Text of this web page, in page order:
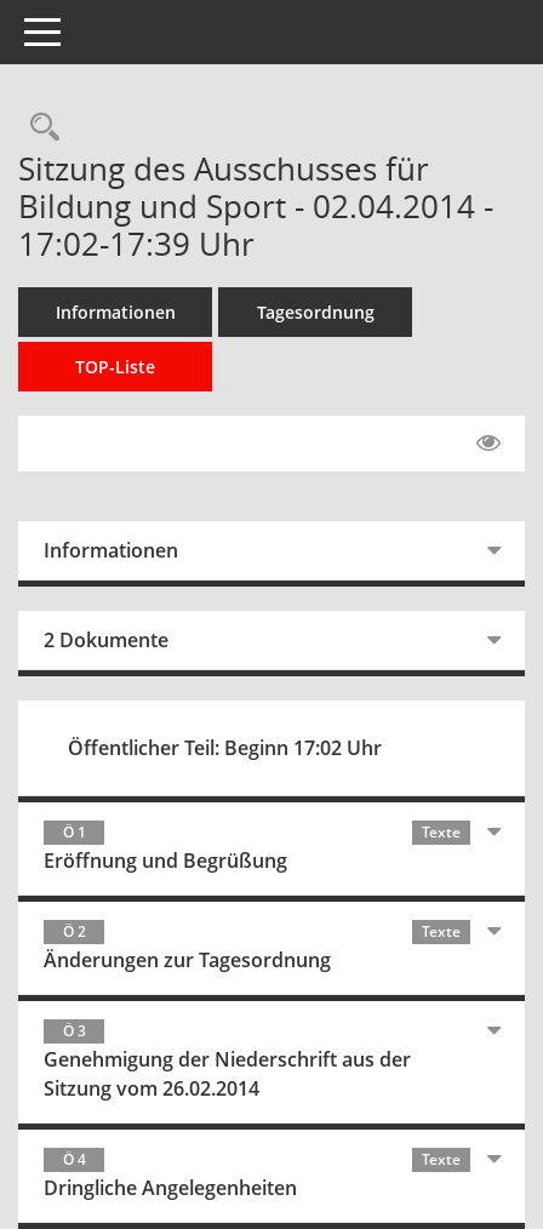
Toggle navigation
Rechercheauswahl
Sitzung des Ausschusses für
Bildung und Sport - 02.04.2014 -
17:02-17:39 Uhr
Informationen Tagesordnung
TOP-Liste
Informationen
2 Dokumente
Öffentlicher Teil: Beginn 17:02 Uhr
Ö 1 Texte
Eröffnung und Begrüßung
Ö 2 Texte
Änderungen zur Tagesordnung
Ö 3
Genehmigung der Niederschrift aus der
Sitzung vom 26.02.2014
Ö 4 Texte
Dringliche Angelegenheiten